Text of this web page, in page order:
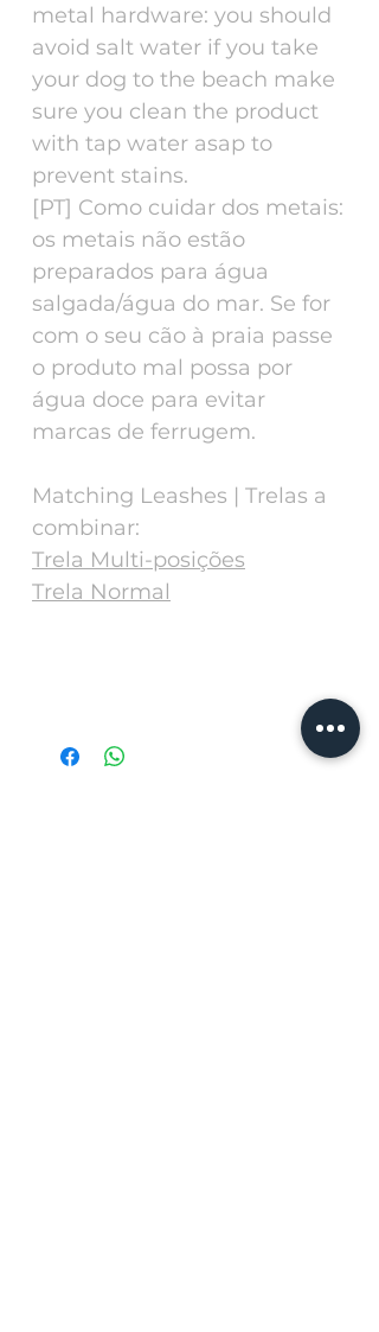
metal hardware: you should
avoid salt water if you take
your dog to the beach make
sure you clean the product
with tap water asap to
prevent stains.
[PT] Como cuidar dos metais:
os metais não estão
preparados para água
salgada/água do mar. Se for
com o seu cão à praia passe
o produto mal possa por
água doce para evitar
marcas de ferrugem.
Matching Leashes | Trelas a
combinar:
Trela Multi-posições
Trela Normal